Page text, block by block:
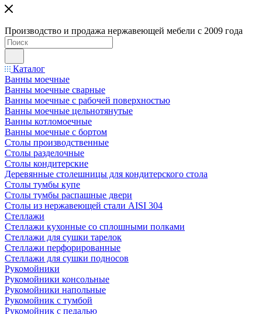
Производство и продажа нержавеющей мебели с 2009 года
Каталог
Ванны моечные
Ванны моечные сварные
Ванны моечные с рабочей поверхностью
Ванны моечные цельнотянутые
Ванны котломоечные
Ванны моечные с бортом
Столы производственные
Столы разделочные
Столы кондитерские
Деревянные столешницы для кондитерского стола
Столы тумбы купе
Столы тумбы распашные двери
Столы из нержавеющей стали AISI 304
Стеллажи
Стеллажи кухонные со сплошными полками
Стеллажи для сушки тарелок
Стеллажи перфорированные
Стеллажи для сушки подносов
Рукомойники
Рукомойники консольные
Рукомойники напольные
Рукомойник с тумбой
Рукомойник с педалью